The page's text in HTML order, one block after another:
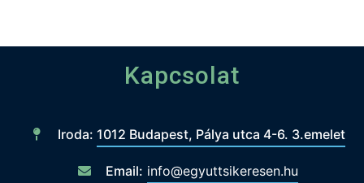
Kapcsolat
Iroda: 1012 Budapest, Pálya utca 4-6. 3.emelet
Email: info@egyuttsikeresen.hu